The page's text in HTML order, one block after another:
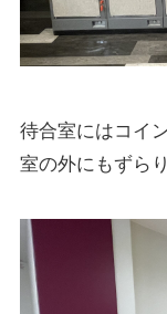
待合室にはコイ
室の外にもずら